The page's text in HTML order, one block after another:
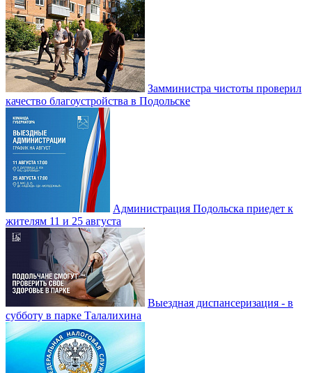
Замминистра чистоты проверил
качество благоустройства в Подольске
Администрация Подольска приедет к
жителям 11 и 25 августа
Выездная диспансеризация - в
субботу в парке Талалихина